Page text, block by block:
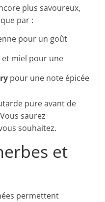
plus savoureux,
par :
pour un goût
miel pour une
pour une note épicée
pure avant de
saurez
souhaitez.
et
permettent